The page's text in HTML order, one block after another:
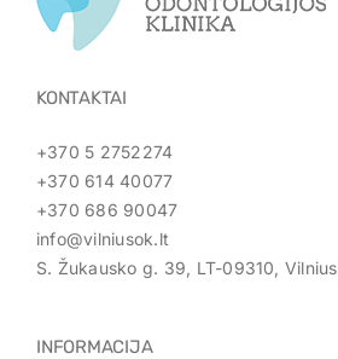
KONTAKTAI
+370 5 2752274
+370 614 40077
+370 686 90047
info@vilniusok.lt
S. Žukausko g. 39, LT-09310, Vilnius
INFORMACIJA